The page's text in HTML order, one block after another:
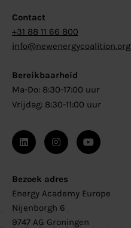
Contact
+31 88 11 66 800
info@newenergycoalition.org
Bereikbaarheid
Ma-Do: 8:30-17:00 uur
Vrijdag: 8:30-11:00 uur
Bezoek adres
Energy Academy Europe
Nijenborgh 6
9747 AG Groningen